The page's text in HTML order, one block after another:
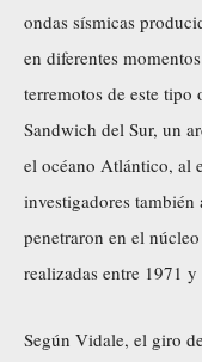
ondas sísmicas
en diferentes
terremotos de este
Sandwich del Sur, un
el océano Atlántico, al
investigadores
penetraron en el
realizadas entre 1971
Según Vidale, el giro